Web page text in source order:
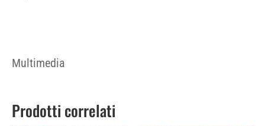
Multimedia
Prodotti correlati